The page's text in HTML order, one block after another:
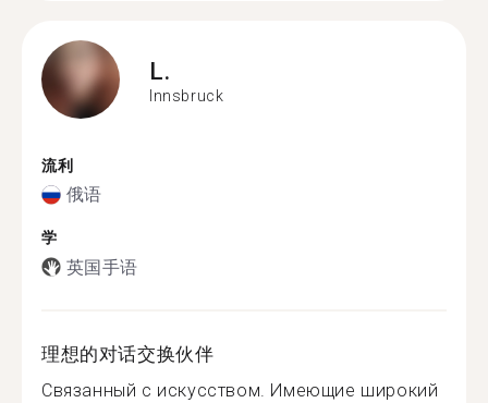
L.
Innsbruck
流利
俄语
学
英国手语
理想的对话交换伙伴
Связанный с искусством. Имеющие широкий